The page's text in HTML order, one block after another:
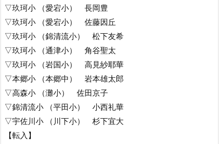
▽玖珂小 （愛宕小） 長岡豊
▽玖珂小 （愛宕小） 佐藤因丘
▽玖珂小 （錦清流小） 松下友希
▽玖珂小 （通津小） 角谷聖太
▽玖珂小 （岩国小） 高見紗耶華
▽本郷小 （本郷中） 岩本雄太郎
▽高森小 （灘小） 佐田京子
▽錦清流小 （平田小） 小西礼華
▽宇佐川小 （川下小） 杉下宜大
【転入】